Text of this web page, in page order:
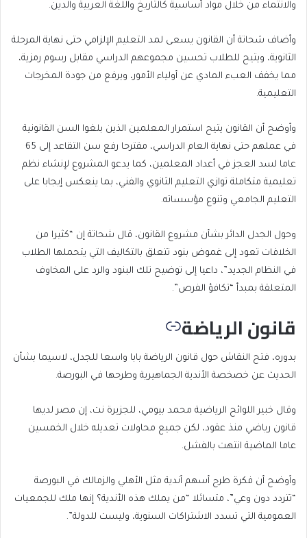
والانتماء من خلال مواد أساسية كالتاريخ واللغة العربية والدين.
وأضاف شحاتة أن القانون يسعى لمد التعليم الإلزامي حتى نهاية المرحلة
الثانوية، ويتيح للطلاب تحسين مجموعهم الدراسي مقابل رسوم رمزية،
مما يخفف العبء المادي عن أولياء الأمور، ويرفع من جودة المخرجات
التعليمية.
وأوضح أن القانون يتيح استمرار المعلمين الذين بلغوا السن القانونية
في عملهم حتى نهاية العام الدراسي، مقترحا رفع سن التقاعد إلى 65
عاما لسد العجز في أعداد المعلمين، كما يدعو المشروع لإنشاء نظم
تعليمية متكاملة توازي التعليم الثانوي والفني، بما ينعكس إيجابا على
التعليم الجامعي وتنوع مؤسساته.
وحول الجدل الدائر بشأن مشروع القانون، قال شحاتة إن “كثيرا من
الخلافات تعود إلى غموض بنود تتعلق بالتكاليف التي يتحملها الطلاب
في النظام الجديد”، داعيا إلى توضيح تلك البنود والرد على المخاوف
المتعلقة بمبدأ “تكافؤ الفرص”.
قانون الرياضة
بدوره، فتح النقاش حول قانون الرياضة بابا واسعا للجدل، لاسيما بشأن
الحديث عن خصخصة الأندية الجماهيرية وطرحها في البورصة.
وقال خبير اللوائح الرياضية محمد بيومي، للجزيرة نت، إن مصر لديها
قانون رياضي منذ عقود، لكن جميع محاولات تعديله خلال الخمسين
عاما الماضية انتهت بالفشل.
وأوضح أن فكرة طرح أسهم أندية مثل الأهلي والزمالك في البورصة
“تتردد دون وعي”، متسائلا “من يملك هذه الأندية؟ إنها ملك للجمعيات
العمومية التي تسدد الاشتراكات السنوية، وليست للدولة”.